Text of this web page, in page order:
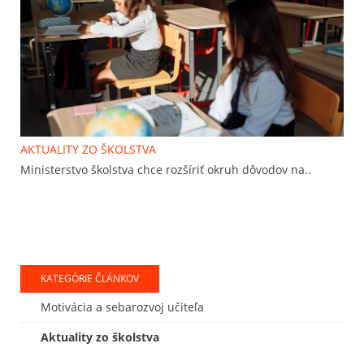
AKTUALITY ZO ŠKOLSTVA
Ministerstvo školstva chce rozšíriť okruh dôvodov na..
KATEGÓRIE ČLÁNKOV
Motivácia a sebarozvoj učiteľa
Aktuality zo školstva